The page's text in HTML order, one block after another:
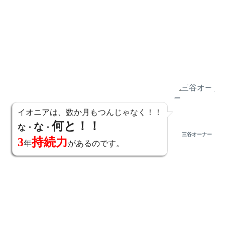
イオニアは、数か月もつんじゃなく！！
な・ な ・何と！！
3年持続力があるのです。
三谷オーナー